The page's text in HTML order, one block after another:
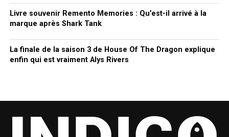
Livre souvenir Remento Memories : Qu’est-il arrivé à la
marque après Shark Tank
La finale de la saison 3 de House Of The Dragon explique
enfin qui est vraiment Alys Rivers